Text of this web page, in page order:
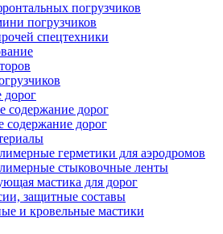
погрузчиков
погрузчиков
спецтехники
дорог
содержание дорог
содержание дорог
герметики для аэродромов
стыковочные ленты
мастика для дорог
защитные составы
и кровельные мастики